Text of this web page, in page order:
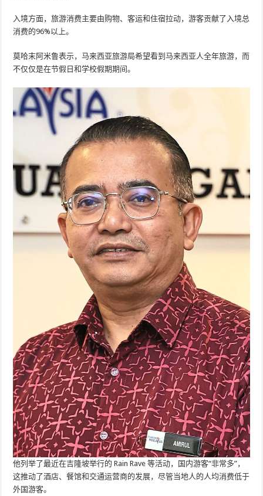
入境方面，旅游消费主要由购物、客运和住宿拉动，游客贡献了入境总
消费的96%以上。
莫哈末阿米鲁表示，马来西亚旅游局希望看到马来西亚人全年旅游，而
不仅仅是在节假日和学校假期期间。
他列举了最近在吉隆坡举行的 Rain Rave 等活动，国内游客“非常多”，
这推动了酒店、餐馆和交通运营商的发展，尽管当地人的人均消费低于
外国游客。